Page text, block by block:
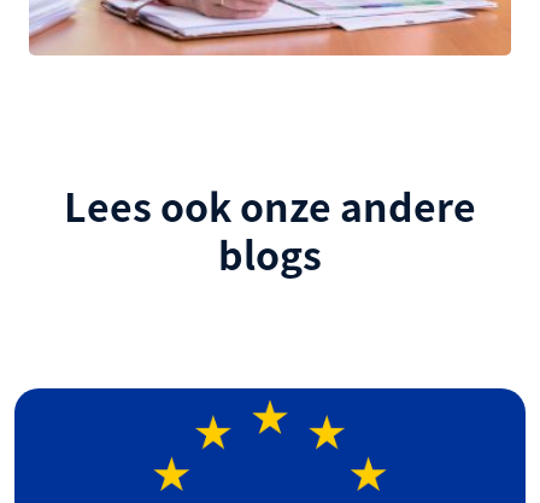
Lees ook onze andere
blogs